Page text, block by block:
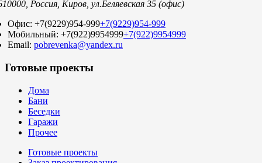
Россия, Киров, ул.Беляевская 35 (офис)
Офис: +7(9229)954-999+7(9229)954-999
Мобильный: +7(922)9954999+7(922)9954999
Email: pobrevenka@yandex.ru
Готовые проекты
Дома
Бани
Беседки
Гаражи
Прочее
Готовые проекты